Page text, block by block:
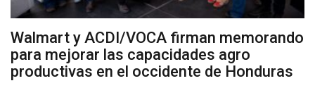
Walmart y ACDI/VOCA firman memorando
para mejorar las capacidades agro
productivas en el occidente de Honduras